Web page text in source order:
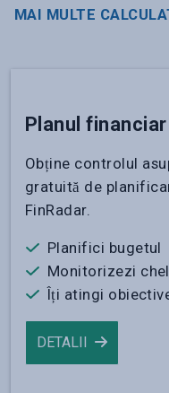
MAI MULTE
Planul financiar
Obține controlul
gratuită de
FinRadar.
Planifici bugetul
Monitorizezi
Îți atingi
DETALII